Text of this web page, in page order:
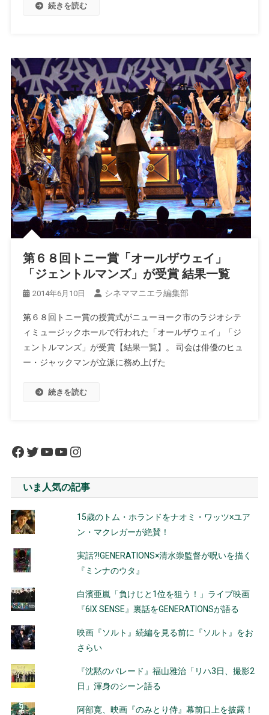
続きを読む
第６８回トニー賞「オールザウェイ」
「ジェントルマンズ」が受賞 結果一覧
2014年6月10日 シネママニエラ編集部
第６８回トニー賞の授賞式がニューヨーク市のラジオシテ
ィミュージックホールで行われた「オールザウェイ」「ジ
ェントルマンズ」が受賞【結果一覧】。 司会は俳優のヒュ
ー・ジャックマンが立派に務め上げた
続きを読む
Facebook
Twitter
YouTube
YouTube
Instagram
いま人気の記事
15歳のトム・ホランドをナオミ・ワッツ×ユア
ン・マクレガーが絶賛！
実話?!GENERATIONS×清水崇監督が呪いを描く
『ミンナのウタ』
白濱亜嵐「負けじと1位を狙う！」ライブ映画
『6IX SENSE』裏話をGENERATIONSが語る
映画『ソルト』続編を見る前に『ソルト』をお
さらい
『沈黙のパレード』福山雅治「リハ3日、撮影2
日」渾身のシーン語る
阿部寛、映画『のみとり侍』幕前口上を披露！